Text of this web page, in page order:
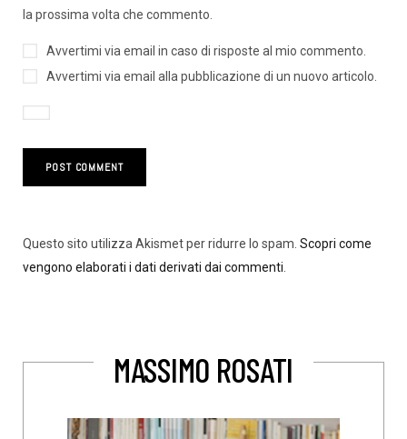
la prossima volta che commento.
Avvertimi via email in caso di risposte al mio commento.
Avvertimi via email alla pubblicazione di un nuovo articolo.
Questo sito utilizza Akismet per ridurre lo spam. Scopri come
vengono elaborati i dati derivati dai commenti.
MASSIMO ROSATI